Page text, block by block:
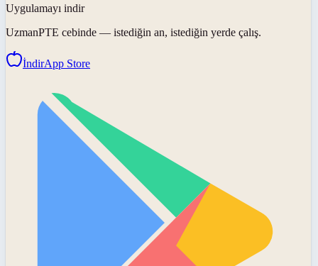
Uygulamayı indir
UzmanPTE cebinde — istediğin an, istediğin yerde çalış.
İndirApp Store